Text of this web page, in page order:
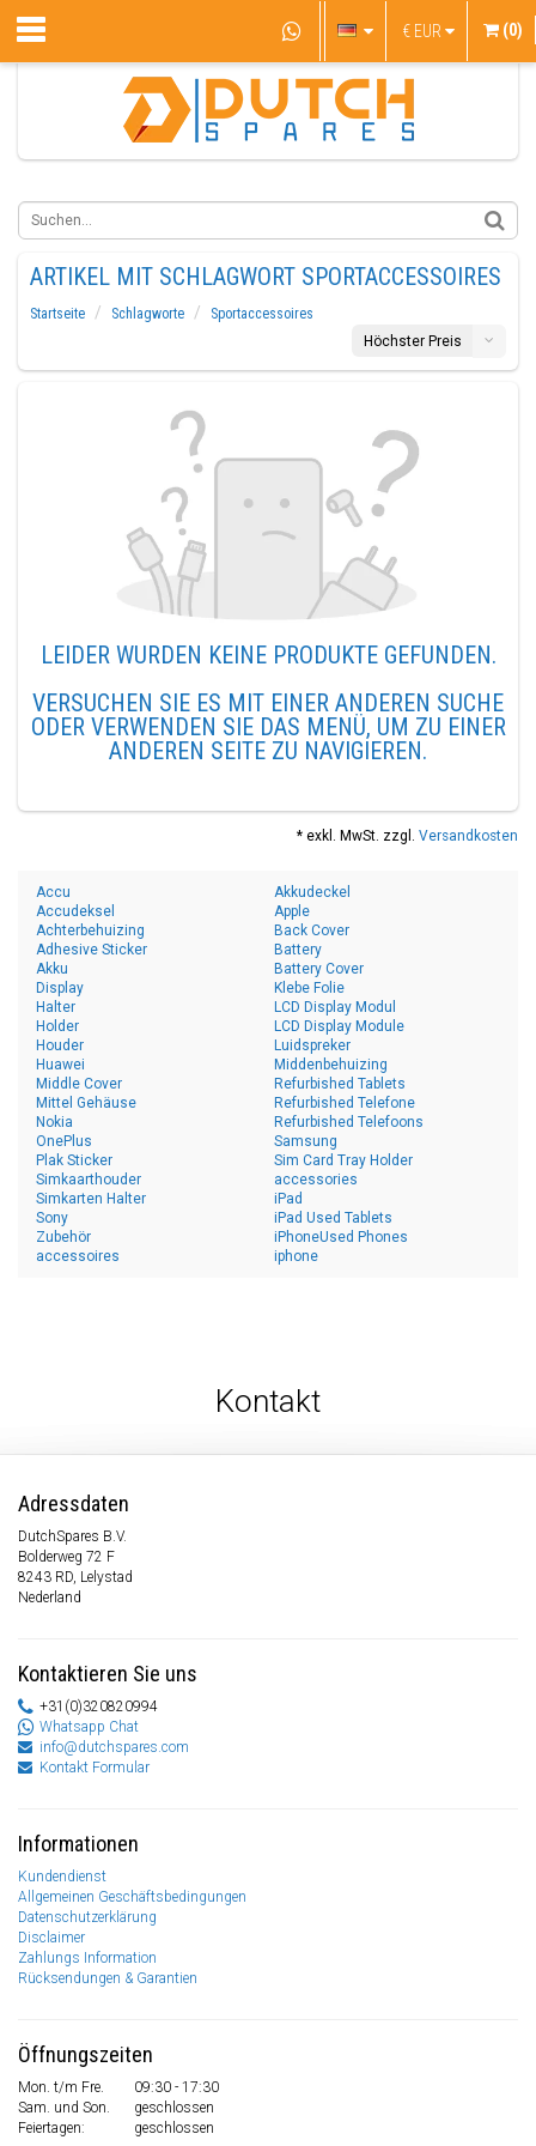
€ EUR (0)
ARTIKEL MIT SCHLAGWORT SPORTACCESSOIRES
Startseite Schlagworte
Sportaccessoires
Höchster Preis
LEIDER WURDEN KEINE PRODUKTE GEFUNDEN.
VERSUCHEN SIE ES MIT EINER ANDEREN SUCHE
ODER VERWENDEN SIE DAS MENÜ, UM ZU EINER
ANDEREN SEITE ZU NAVIGIEREN.
* exkl. MwSt. zzgl. Versandkosten
Accu
Accudeksel
Achterbehuizing
Adhesive Sticker
Akku
Akkudeckel
Apple
Back Cover
Battery
Battery Cover
Display
Halter
Holder
Houder
Huawei
Klebe Folie
LCD Display Modul
LCD Display Module
Luidspreker
Middenbehuizing
Middle Cover
Mittel Gehäuse
Nokia
OnePlus
Plak Sticker
Refurbished Tablets
Refurbished Telefone
Refurbished Telefoons
Samsung
Sim Card Tray Holder
Simkaarthouder
Simkarten Halter
Sony
Zubehör
accessoires
accessories
iPad
iPad Used Tablets
iPhoneUsed Phones
iphone
Kontakt
Adressdaten
DutchSpares B.V.
Bolderweg 72 F
8243 RD, Lelystad
Nederland
Kontaktieren Sie uns
+31(0)320820994
Whatsapp Chat
info@dutchspares.com
Kontakt Formular
Informationen
Kundendienst
Allgemeinen Geschäftsbedingungen
Datenschutzerklärung
Disclaimer
Zahlungs Information
Rücksendungen & Garantien
Öffnungszeiten
Mon. t/m Fre.
09:30 - 17:30
Sam. und Son.
geschlossen
Feiertagen:
geschlossen